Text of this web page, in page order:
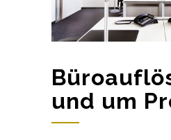
und um